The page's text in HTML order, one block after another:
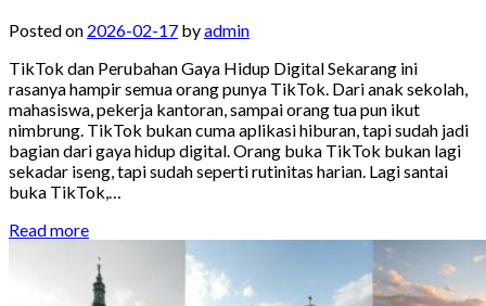
Posted on 2026-02-17 byadmin
TikTok dan Perubahan Gaya Hidup Digital Sekarang ini
rasanya hampir semua orang punya TikTok. Dari anak sekolah,
mahasiswa, pekerja kantoran, sampai orang tua pun ikut
nimbrung. TikTok bukan cuma aplikasi hiburan, tapi sudah jadi
bagian dari gaya hidup digital. Orang buka TikTok bukan lagi
sekadar iseng, tapi sudah seperti rutinitas harian. Lagi santai
buka TikTok,…
Read more